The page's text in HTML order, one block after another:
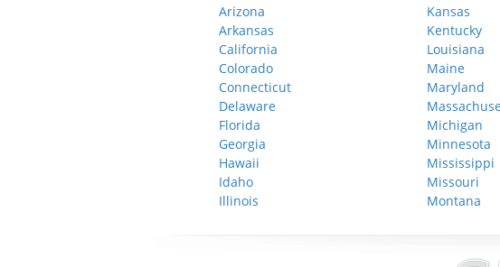
Arizona
Arkansas
California
Colorado
Connecticut
Delaware
Florida
Georgia
Hawaii
Idaho
Illinois
Kansas
Kentucky
Louisiana
Maine
Maryland
Michigan
Minnesota
Mississippi
Missouri
Montana